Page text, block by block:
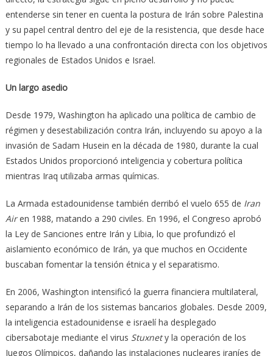
entenderse sin tener en cuenta la postura de Irán sobre Palestina
y su papel central dentro del eje de la resistencia, que desde hace
tiempo lo ha llevado a una confrontación directa con los objetivos
regionales de Estados Unidos e Israel.
Un largo asedio
Desde 1979, Washington ha aplicado una política de cambio de
régimen y desestabilización contra Irán, incluyendo su apoyo a la
invasión de Sadam Husein en la década de 1980, durante la cual
Estados Unidos proporcionó inteligencia y cobertura política
mientras Iraq utilizaba armas químicas.
La Armada estadounidense también derribó el vuelo 655 de Iran
Airen 1988, matando a 290 civiles. En 1996, el Congreso aprobó
la Ley de Sanciones entre Irán y Libia, lo que profundizó el
aislamiento económico de Irán, ya que muchos en Occidente
buscaban fomentar la tensión étnica y el separatismo.
En 2006, Washington intensificó la guerra financiera multilateral,
separando a Irán de los sistemas bancarios globales. Desde 2009,
la inteligencia estadounidense e israelí ha desplegado
cibersabotaje mediante el virus Stuxnety la operación de los
Juegos Olímpicos, dañando las instalaciones nucleares iraníes de